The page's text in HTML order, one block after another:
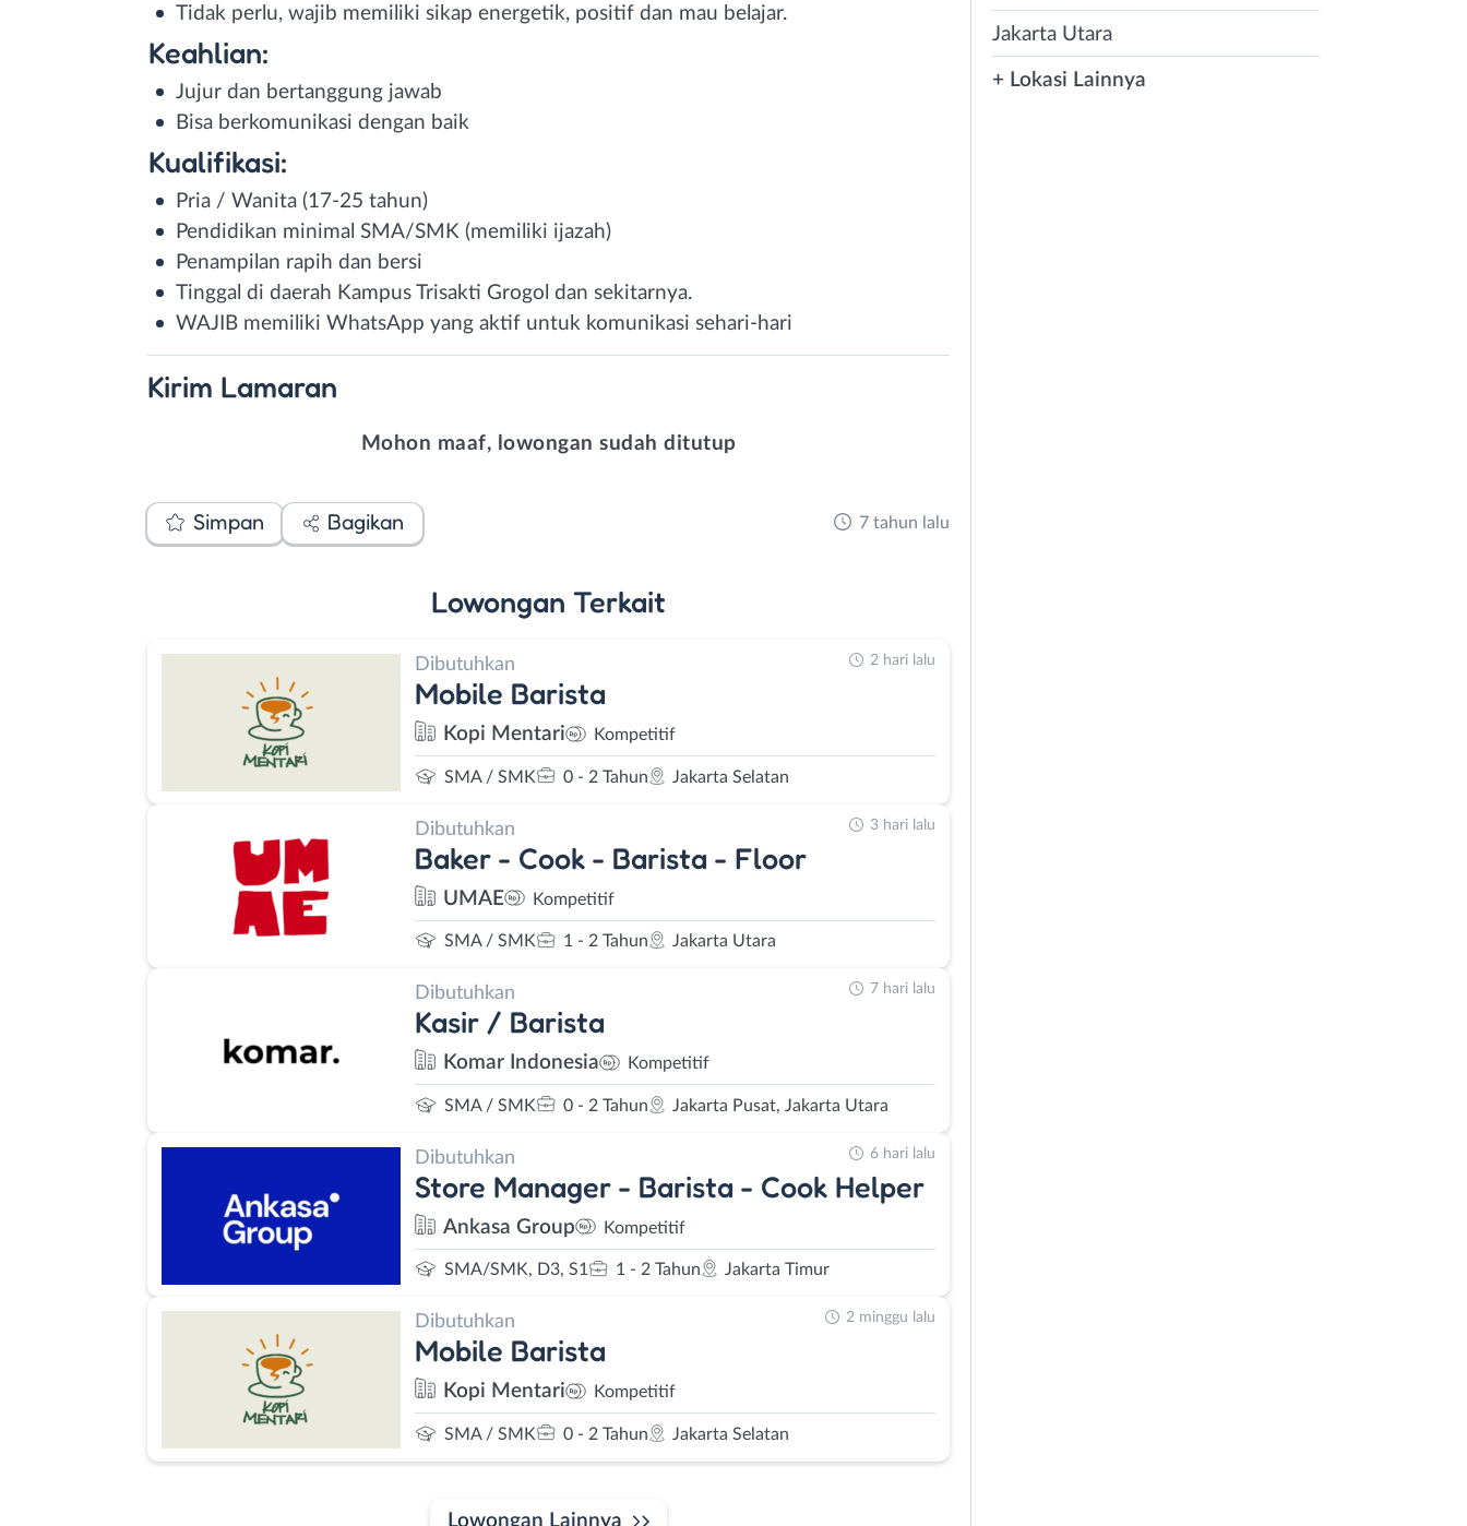
Tidak perlu, wajib memiliki sikap energetik, positif dan mau belajar.
Keahlian:
Jujur dan bertanggung jawab
Bisa berkomunikasi dengan baik
Kualifikasi:
Pria / Wanita (17-25 tahun)
Pendidikan minimal SMA/SMK (memiliki ijazah)
Penampilan rapih dan bersi
Tinggal di daerah Kampus Trisakti Grogol dan sekitarnya.
WAJIB memiliki WhatsApp yang aktif untuk komunikasi sehari-hari
Kirim Lamaran
Mohon maaf, lowongan sudah ditutup
Simpan Bagikan 7 tahun lalu
Lowongan Terkait
Dibutuhkan
Mobile Barista
Kopi Mentari Kompetitif
SMA / SMK 0 - 2 Tahun Jakarta Selatan
2 hari lalu
Dibutuhkan
Baker - Cook - Barista - Floor
UMAE Kompetitif
SMA / SMK 1 - 2 Tahun Jakarta Utara
3 hari lalu
Dibutuhkan
Kasir / Barista
Komar Indonesia Kompetitif
SMA / SMK 0 - 2 Tahun Jakarta Pusat, Jakarta Utara
7 hari lalu
Dibutuhkan
Store Manager - Barista - Cook Helper
Ankasa Group Kompetitif
SMA/SMK, D3, S1 1 - 2 Tahun Jakarta Timur
6 hari lalu
Dibutuhkan
Mobile Barista
Kopi Mentari Kompetitif
SMA / SMK 0 - 2 Tahun Jakarta Selatan
2 minggu lalu
Lowongan Lainnya
Jakarta Utara
+ Lokasi Lainnya